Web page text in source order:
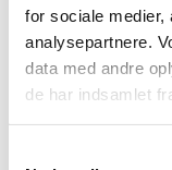
for sociale medier,
analysepartnere.
data med andre
de har indsamlet
Links
Se seneste